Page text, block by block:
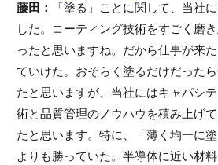
藤田：
「塗る」ことに関して、当社
した。コーティング技術をすごく磨
ったと思いますね。だから仕事が来
ていけた。おそらく塗るだけだった
たと思いますが、当社にはキャパシ
術と品質管理のノウハウを積み上げ
たと思います。特に、「薄く均一に
よりも勝っていた。半導体に近い材